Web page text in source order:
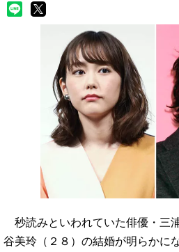
秒読みといわれていた俳優・三
谷美玲（２８）の結婚が明らかに